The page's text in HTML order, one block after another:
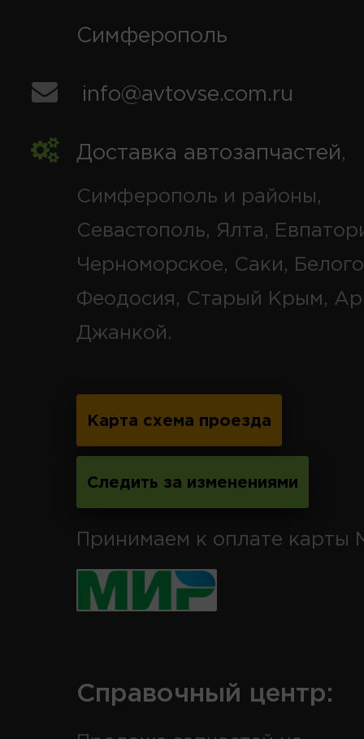
Симферополь
info@avtovse.com.ru
Доставка автозапчастей,
Симферополь и районы,
Севастополь, Ялта,
Черноморское, Саки,
Феодосия, Старый Крым,
Джанкой.
Карта схема проезда
Следить за изменениями
Принимаем к оплате карты
Справочный центр: